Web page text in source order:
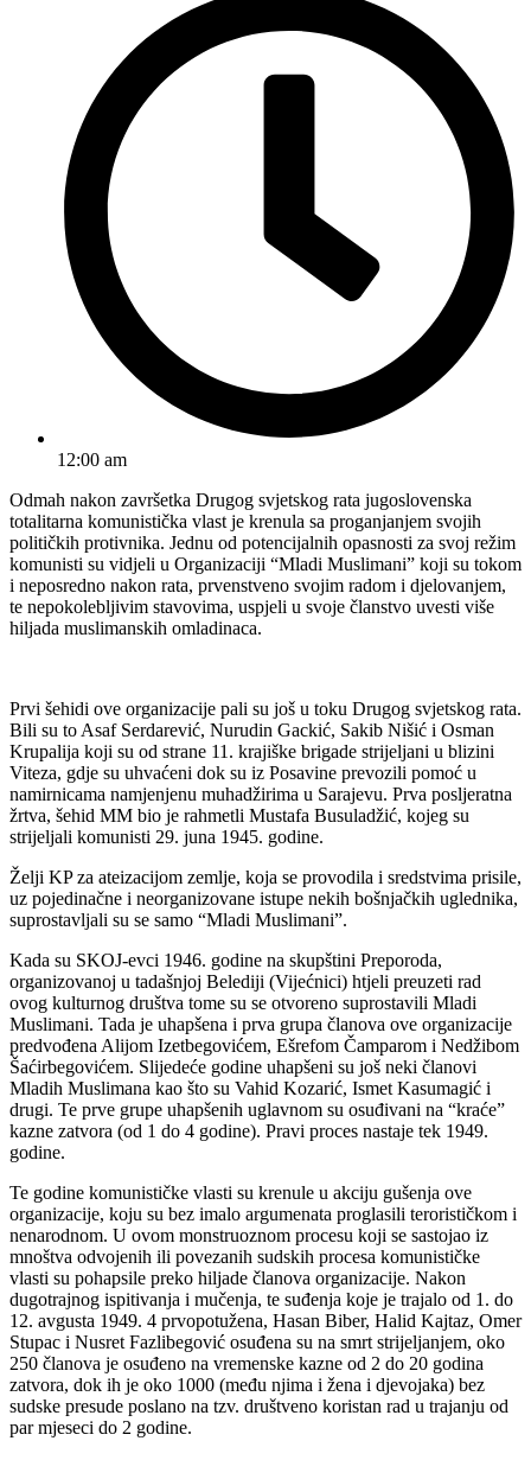
12:00 am
Odmah nakon završetka Drugog svjetskog rata jugoslovenska
totalitarna komunistička vlast je krenula sa proganjanjem svojih
političkih protivnika. Jednu od potencijalnih opasnosti za svoj režim
komunisti su vidjeli u Organizaciji “Mladi Muslimani” koji su tokom
i neposredno nakon rata, prvenstveno svojim radom i djelovanjem,
te nepokolebljivim stavovima, uspjeli u svoje članstvo uvesti više
hiljada muslimanskih omladinaca.
Prvi šehidi ove organizacije pali su još u toku Drugog svjetskog rata.
Bili su to Asaf Serdarević, Nurudin Gackić, Sakib Nišić i Osman
Krupalija koji su od strane 11. krajiške brigade strijeljani u blizini
Viteza, gdje su uhvaćeni dok su iz Posavine prevozili pomoć u
namirnicama namjenjenu muhadžirima u Sarajevu. Prva posljeratna
žrtva, šehid MM bio je rahmetli Mustafa Busuladžić, kojeg su
strijeljali komunisti 29. juna 1945. godine.
Želji KP za ateizacijom zemlje, koja se provodila i sredstvima prisile,
uz pojedinačne i neorganizovane istupe nekih bošnjačkih uglednika,
suprostavljali su se samo “Mladi Muslimani”.
Kada su SKOJ-evci 1946. godine na skupštini Preporoda,
organizovanoj u tadašnjoj Belediji (Vijećnici) htjeli preuzeti rad
ovog kulturnog društva tome su se otvoreno suprostavili Mladi
Muslimani. Tada je uhapšena i prva grupa članova ove organizacije
predvođena Alijom Izetbegovićem, Ešrefom Čamparom i Nedžibom
Šaćirbegovićem. Slijedeće godine uhapšeni su još neki članovi
Mladih Muslimana kao što su Vahid Kozarić, Ismet Kasumagić i
drugi. Te prve grupe uhapšenih uglavnom su osuđivani na “kraće”
kazne zatvora (od 1 do 4 godine). Pravi proces nastaje tek 1949.
godine.
Te godine komunističke vlasti su krenule u akciju gušenja ove
organizacije, koju su bez imalo argumenata proglasili terorističkom i
nenarodnom. U ovom monstruoznom procesu koji se sastojao iz
mnoštva odvojenih ili povezanih sudskih procesa komunističke
vlasti su pohapsile preko hiljade članova organizacije. Nakon
dugotrajnog ispitivanja i mučenja, te suđenja koje je trajalo od 1. do
12. avgusta 1949. 4 prvopotužena, Hasan Biber, Halid Kajtaz, Omer
Stupac i Nusret Fazlibegović osuđena su na smrt strijeljanjem, oko
250 članova je osuđeno na vremenske kazne od 2 do 20 godina
zatvora, dok ih je oko 1000 (među njima i žena i djevojaka) bez
sudske presude poslano na tzv. društveno koristan rad u trajanju od
par mjeseci do 2 godine.